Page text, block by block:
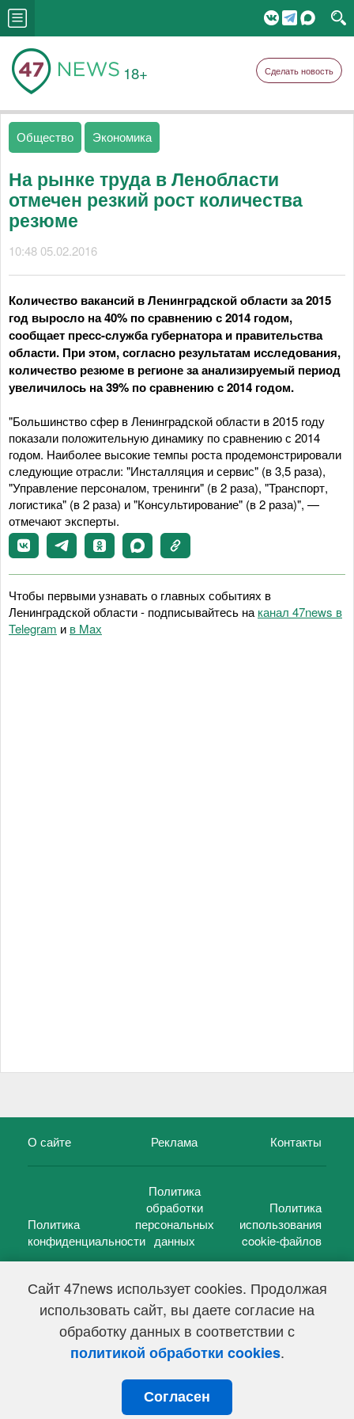
Сайт 47news использует cookies. Продолжая
использовать сайт, вы даете согласие на
обработку данных в соответствии с
политикой обработки cookies.
Согласен
18+ Сделать новость
Общество Экономика
На рынке труда в Ленобласти
отмечен резкий рост количества
резюме
10:48 05.02.2016
Количество вакансий в Ленинградской области за 2015
год выросло на 40% по сравнению с 2014 годом,
сообщает пресс-служба губернатора и правительства
области. При этом, согласно результатам исследования,
количество резюме в регионе за анализируемый период
увеличилось на 39% по сравнению с 2014 годом.
"Большинство сфер в Ленинградской области в 2015 году
показали положительную динамику по сравнению с 2014
годом. Наиболее высокие темпы роста продемонстрировали
следующие отрасли: "Инсталляция и сервис" (в 3,5 раза),
"Управление персоналом, тренинги" (в 2 раза), "Транспорт,
логистика" (в 2 раза) и "Консультирование" (в 2 раза)", —
отмечают эксперты.
Чтобы первыми узнавать о главных событиях в
Ленинградской области - подписывайтесь на канал 47news в
Telegram и в Maх
О сайте Реклама Контакты
Политика
конфиденциальности
Политика
обработки
персональных
данных
Политика
использования
cookie-файлов
47 новостей (47 news)2005 — 2026 г.
Свидетельство о регистрации СМИ Эл № ФС 77-39848, выдано
Федеральной службой по надзору в сфере связи,
информационных технологий и массовых коммуникаций